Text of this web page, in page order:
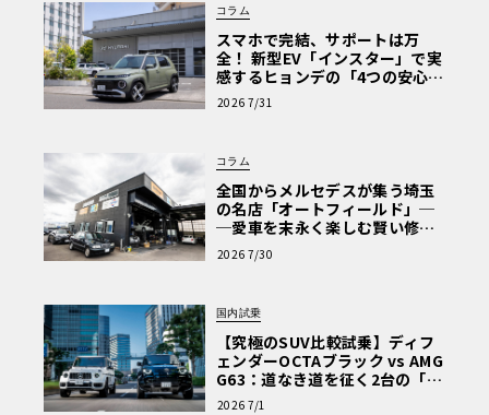
コラム
スマホで完結、サポートは万
全！ 新型EV「インスター」で実
感するヒョンデの「4つの安心」
【第1回・ヒョンデ6つの疑問：
Why? Hyundai?】〈PR〉
2026 7/31
コラム
全国からメルセデスが集う埼玉
の名店「オートフィールド」─
─愛車を末永く楽しむ賢い修理
術と、プロがフックス製オイル
を選ぶ理由〈PR〉
2026 7/30
国内試乗
【究極のSUV比較試乗】ディフ
ェンダーOCTAブラック vs AMG
G63：道なき道を征く2台の「対
極的アプローチ」
2026 7/1